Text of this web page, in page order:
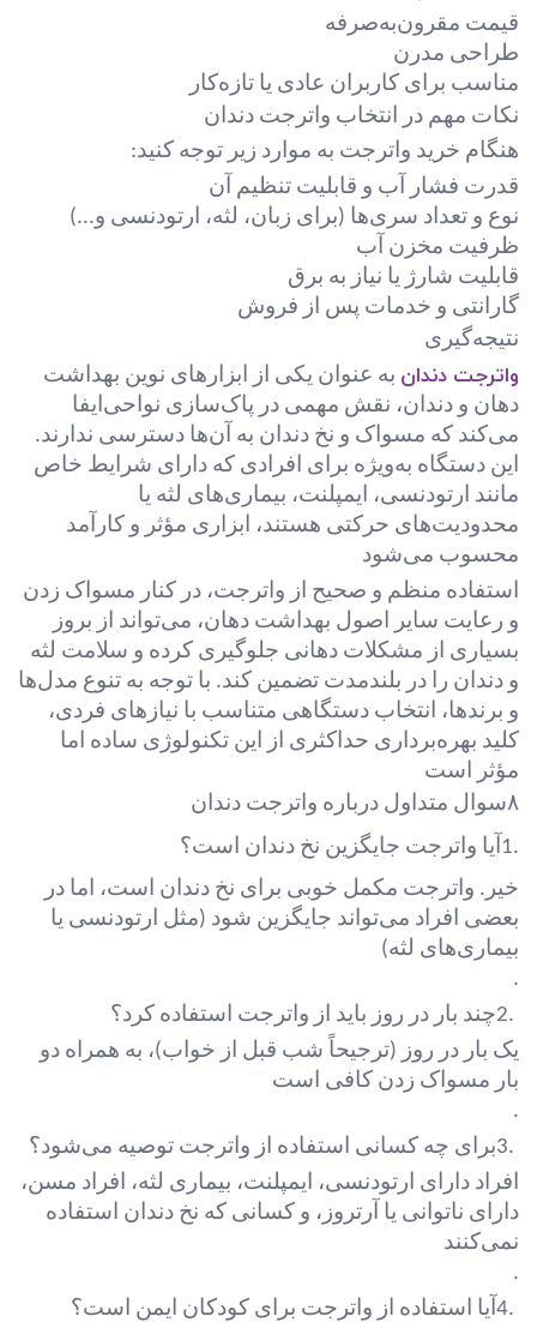
قیمت مقرون‌به‌صرفه
طراحی مدرن
مناسب برای کاربران عادی یا تازه‌کار
نکات مهم در انتخاب واترجت دندان
هنگام خرید واترجت به موارد زیر توجه کنید:
قدرت فشار آب و قابلیت تنظیم آن
نوع و تعداد سری‌ها (برای زبان، لثه، ارتودنسی و...)
ظرفیت مخزن آب
قابلیت شارژ یا نیاز به برق
گارانتی و خدمات پس از فروش
نتیجه‌گیری
واترجت دندان به عنوان یکی از ابزارهای نوین بهداشت
دهان و دندان، نقش مهمی در پاک‌سازی نواحی‌ایفا
می‌کند که مسواک و نخ دندان به آن‌ها دسترسی ندارند.
این دستگاه به‌ویژه برای افرادی که دارای شرایط خاص
مانند ارتودنسی، ایمپلنت، بیماری‌های لثه یا
محدودیت‌های حرکتی هستند، ابزاری مؤثر و کارآمد
محسوب می‌شود
استفاده منظم و صحیح از واترجت، در کنار مسواک زدن
و رعایت سایر اصول بهداشت دهان، می‌تواند از بروز
بسیاری از مشکلات دهانی جلوگیری کرده و سلامت لثه
و دندان را در بلندمدت تضمین کند. با توجه به تنوع مدل‌ها
و برندها، انتخاب دستگاهی متناسب با نیازهای فردی،
کلید بهره‌برداری حداکثری از این تکنولوژی ساده اما
مؤثر است
۸سوال متداول درباره واترجت دندان
1.آیا واترجت جایگزین نخ دندان است؟
خیر. واترجت مکمل خوبی برای نخ دندان است، اما در
بعضی افراد می‌تواند جایگزین شود (مثل ارتودنسی یا
بیماری‌های لثه)
.
2.چند بار در روز باید از واترجت استفاده کرد؟
یک بار در روز (ترجیحاً شب قبل از خواب)، به همراه دو
بار مسواک زدن کافی است
.
3.برای چه کسانی استفاده از واترجت توصیه می‌شود؟
افراد دارای ارتودنسی، ایمپلنت، بیماری لثه، افراد مسن،
دارای ناتوانی یا آرتروز، و کسانی که نخ دندان استفاده
نمی‌کنند
.
4.آیا استفاده از واترجت برای کودکان ایمن است؟